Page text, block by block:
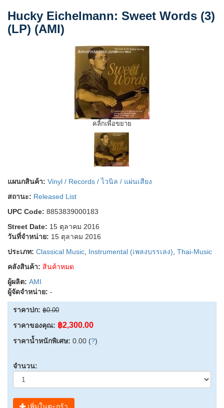
Hucky Eichelmann: Sweet Words (3)
(LP) (AMI)
คลิ้กเพื่อขยาย
แผนกสินค้า: Vinyl / Records / ไวนิล / แผ่นเสียง
สถานะ: Released List
UPC Code: 8853839000183
Street Date: 15 ตุลาคม 2016
วันที่จำหน่าย: 15 ตุลาคม 2016
ประเภท: Classical Music Instrumental (เพลงบรรเลง) Thai-Music
คลังสินค้า: สินค้าหมด
ผู้ผลิต: AMI
ผู้จัดจำหน่าย: -
ราคาปก: ฿0.00
ราคาของคุณ: ฿2,300.00
ราคาน้ำหนักพิเศษ: 0.00 (?)
จำนวน: